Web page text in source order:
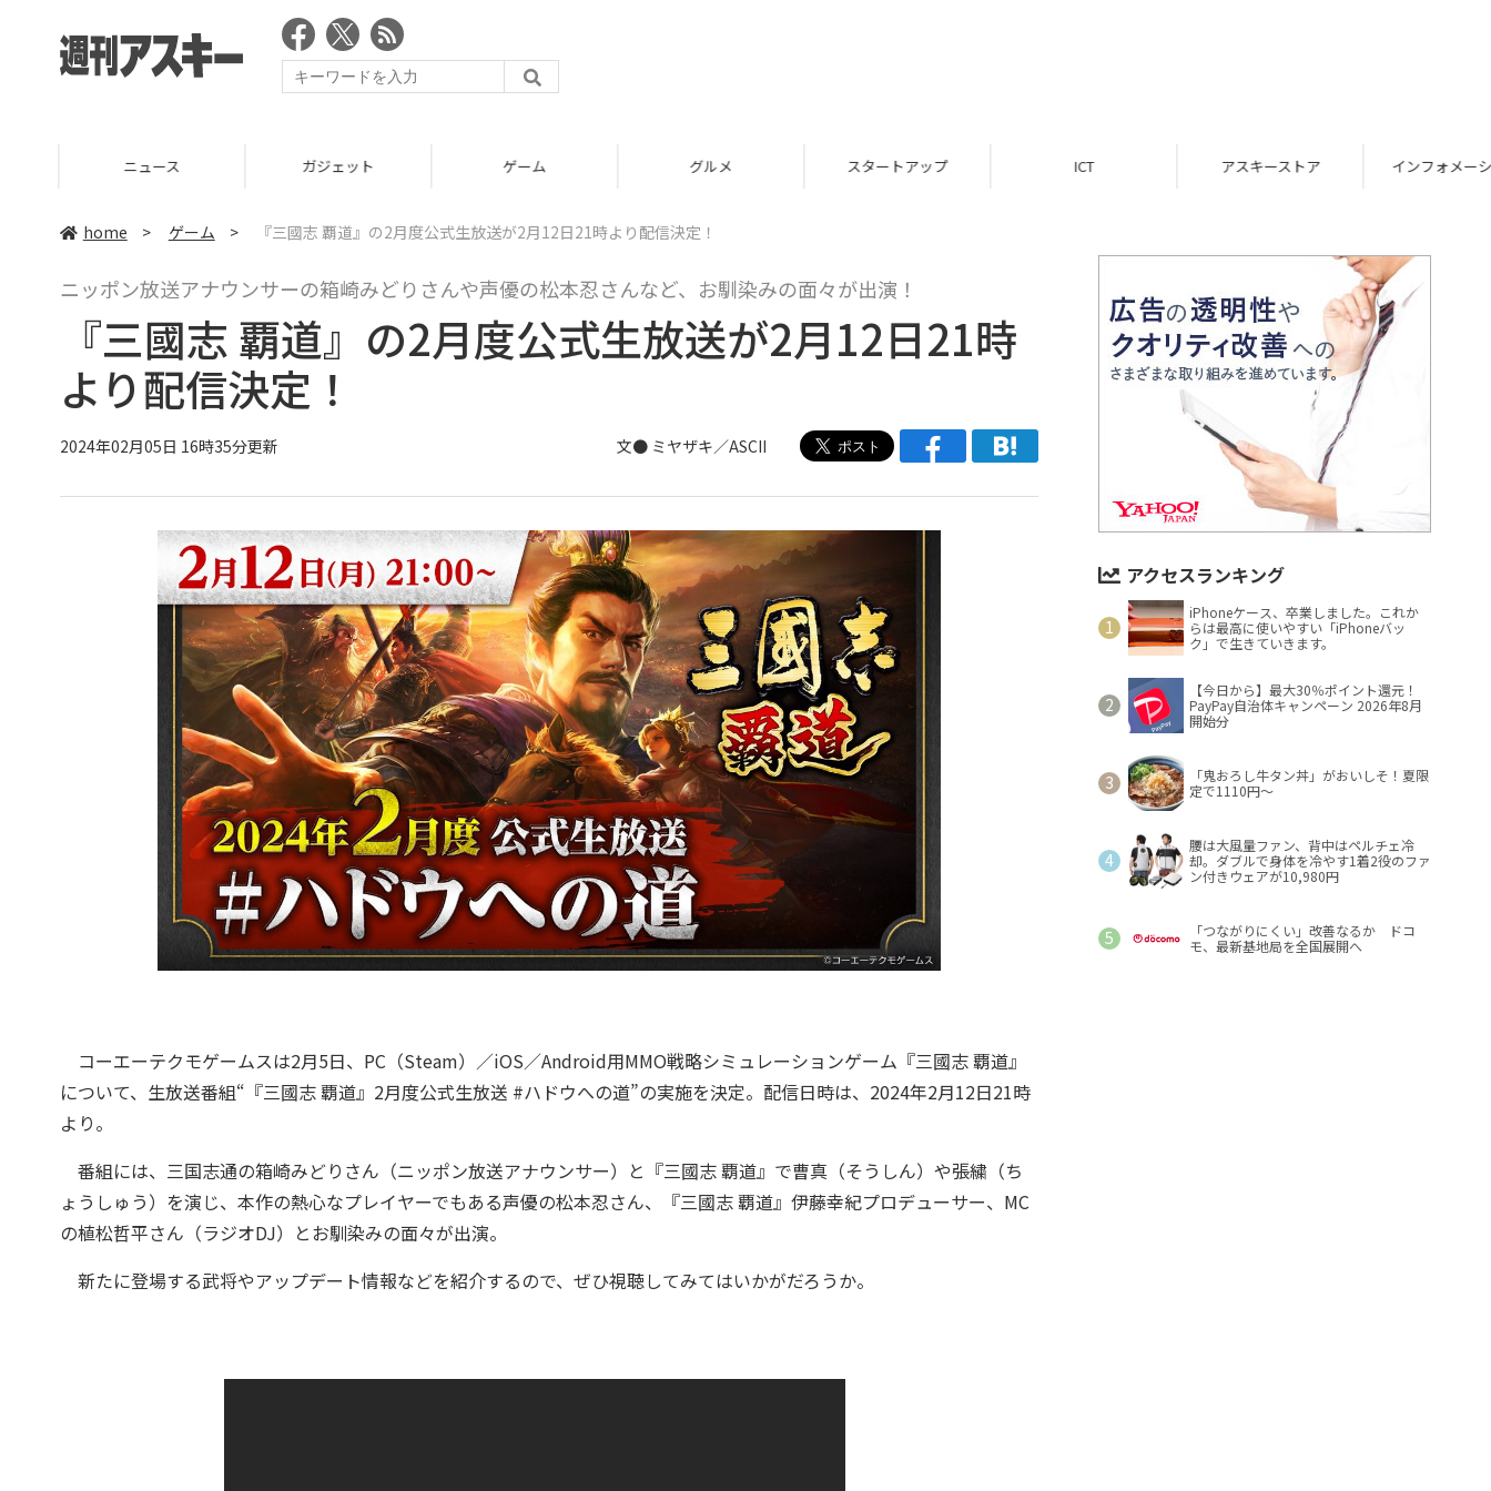
ガジェット スタートアップ アスキーストア インフォメーション
home > ゲーム > 『三國志 覇道』の2月度公式生放送が2月12日21時より配信決定！
ニッポン放送アナウンサーの箱崎みどりさんや声優の松本忍さんなど、お馴染みの面々が出演！
『三國志 覇道』の2月度公式生放送が2月12日21時
より配信決定！
2024年02月05日 16時35分更新 文● ミヤザキ／ASCII
コーエーテクモゲームスは2月5日、PC（Steam）／iOS／Android用MMO戦略シミュレーションゲーム『三國志 覇道』
について、生放送番組“『三國志 覇道』2月度公式生放送 #ハドウへの道”の実施を決定。配信日時は、2024年2月12日21時
より。
番組には、三国志通の箱崎みどりさん（ニッポン放送アナウンサー）と『三國志 覇道』で曹真（そうしん）や張繍（ち
ょうしゅう）を演じ、本作の熱心なプレイヤーでもある声優の松本忍さん、『三國志 覇道』伊藤幸紀プロデューサー、MC
の植松哲平さん（ラジオDJ）とお馴染みの面々が出演。
新たに登場する武将やアップデート情報などを紹介するので、ぜひ視聴してみてはいかがだろうか。
アクセスランキング
iPhoneケース、卒業しました。これか
らは最高に使いやすい「iPhoneバッ
ク」で生きていきます。
【今日から】最大30％ポイント還元！
PayPay自治体キャンペーン 2026年8月
開始分
「鬼おろし牛タン丼」がおいしそ！夏限
定で1110円～
腰は大風量ファン、背中はペルチェ冷
却。ダブルで身体を冷やす1着2役のファ
ン付きウェアが10,980円
「つながりにくい」改善なるか ドコ
モ、最新基地局を全国展開へ